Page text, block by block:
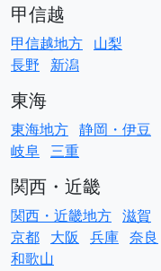
甲信越
甲信越地方 山梨
長野
新潟
東海
東海地方 静岡・伊豆
岐阜 三重
関西・近畿
関西・近畿地方 滋賀
京都 大阪 兵庫 奈良
和歌山